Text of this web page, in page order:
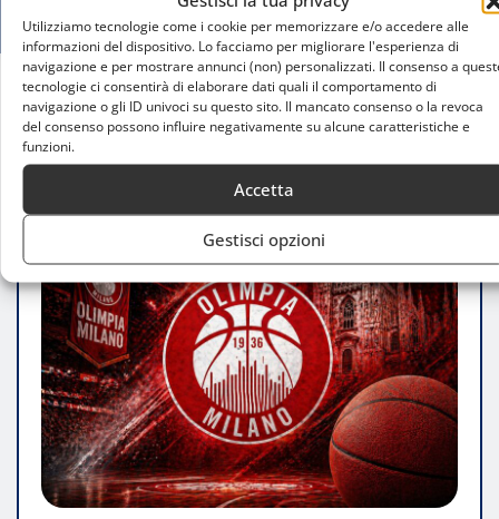
Utilizziamo tecnologie come i cookie per memorizzare e/o accedere alle
informazioni del dispositivo. Lo facciamo per migliorare l'esperienza di
navigazione e per mostrare annunci (non) personalizzati. Il consenso a
tecnologie ci consentirà di elaborare dati quali il comportamento di
navigazione o gli ID univoci su questo sito. Il mancato consenso o la revoca
del consenso possono influire negativamente su alcune caratteristiche e
funzioni.
Accetta
Gestisci opzioni
Home
Olimpia Milano pensa a Jan Vesely: dalla Spagna
l’indiscrezione di mercato